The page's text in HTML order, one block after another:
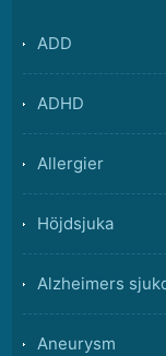
Är
Nasogastrisk
Vilka livsmedel
Vad orsakar
Vad händer
ADD
ADHD
Allergier
Höjdsjuka
Alzheimers
Aneurysm